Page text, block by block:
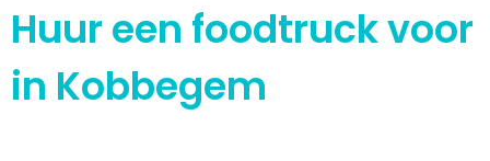
Huur een foodtruck voor
in Kobbegem